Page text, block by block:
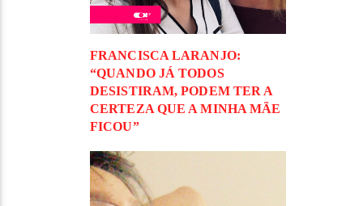
FRANCISCA LARANJO:
“QUANDO JÁ TODOS
DESISTIRAM, PODEM TER A
CERTEZA QUE A MINHA MÃE
FICOU”